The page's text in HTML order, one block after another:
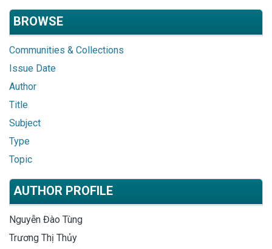
BROWSE
Communities & Collections
Issue Date
Author
Title
Subject
Type
Topic
AUTHOR PROFILE
Nguyễn Đào Tùng
Trương Thị Thủy